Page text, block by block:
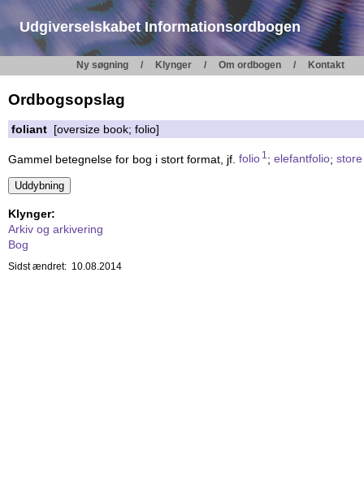
Udgiverselskabet Informationsordbogen
Ny søgning Klynger Om ordbogen Kontakt
Ordbogsopslag
foliant [oversize book; folio]
Gammel betegnelse for bog i stort format, jf. folio 1 ;elefantfolio;
Klynger:
Arkiv og arkivering
Bog
Sidst ændret: 10.08.2014